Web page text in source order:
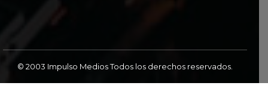
© 2003 Impulso Medios Todos los derechos reservados.